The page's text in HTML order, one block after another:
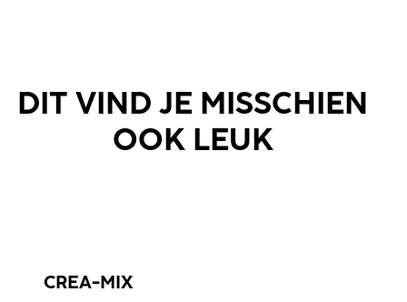
DIT VIND JE MISSCHIEN
OOK LEUK
CREA-MIX